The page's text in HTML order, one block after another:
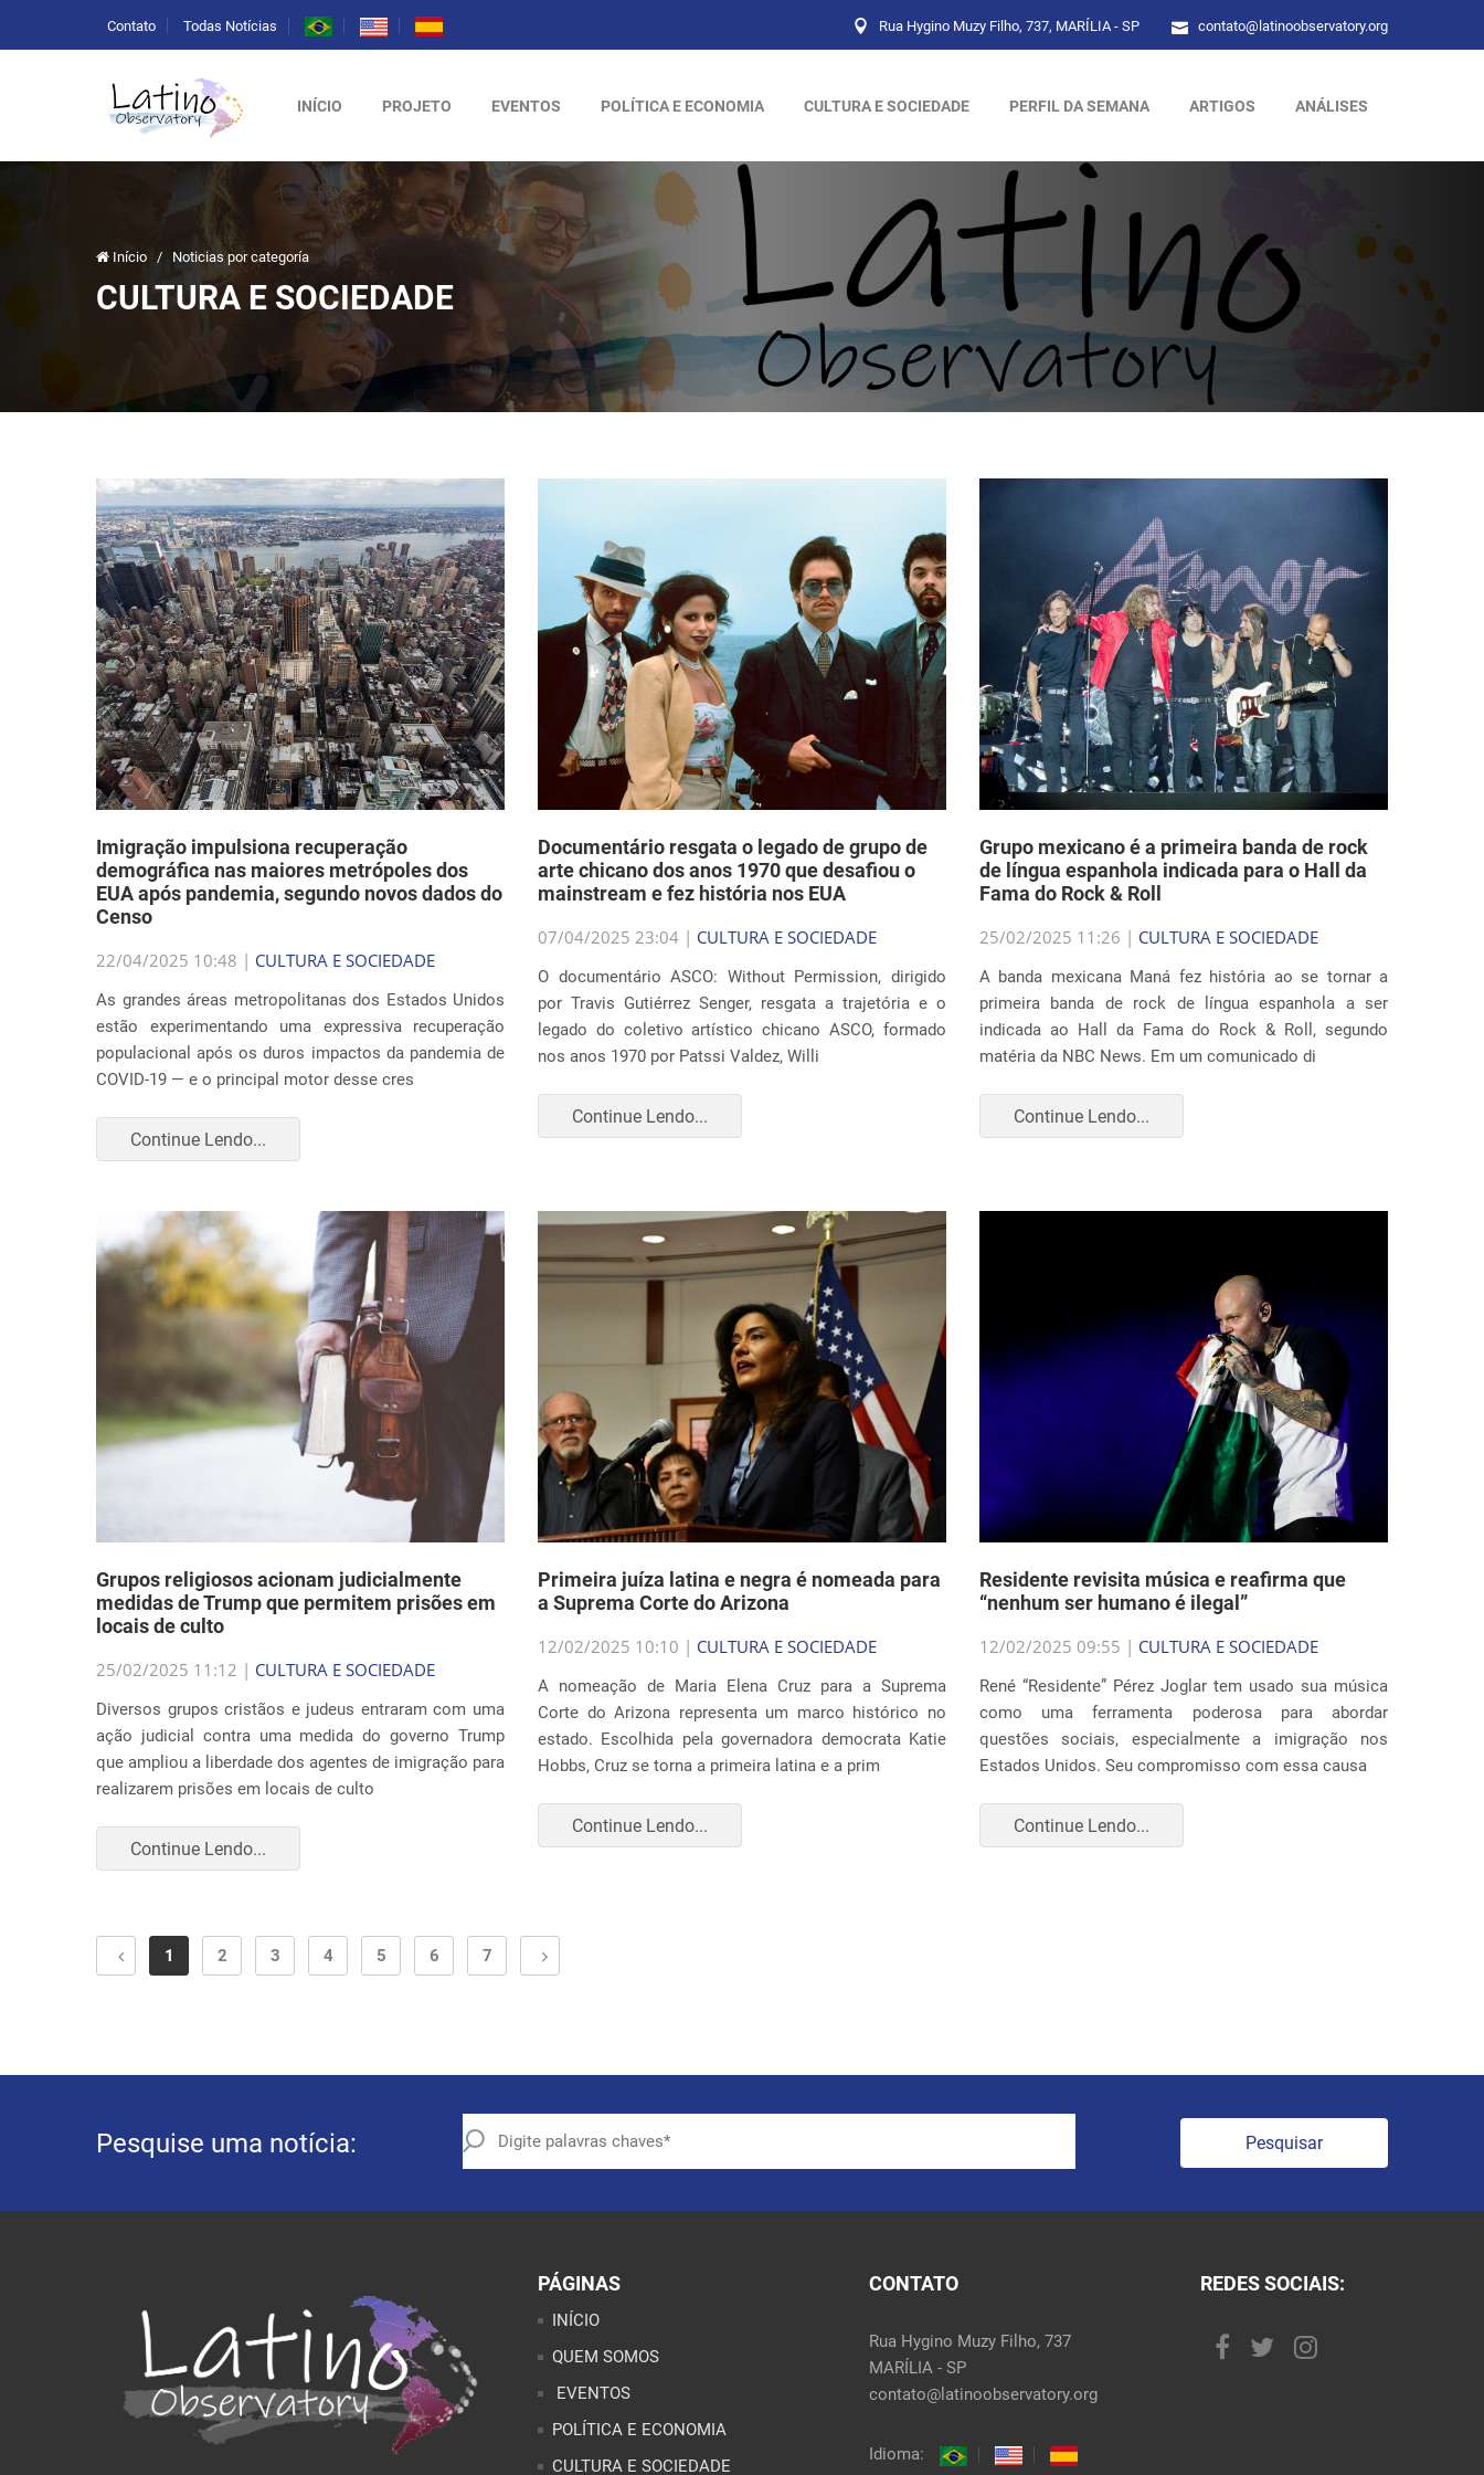
Contato Todas Notícias Rua Hygino Muzy Filho, 737, MARÍLIA - SP contato@latinoobservatory.org
INÍCIO PROJETO EVENTOS POLÍTICA E ECONOMIA CULTURA E SOCIEDADE PERFIL DA SEMANA ARTIGOS ANÁLISES
Início / Noticias por categoría
CULTURA E SOCIEDADE
Imigração impulsiona recuperação
demográfica nas maiores metrópoles dos
EUA após pandemia, segundo novos dados do
Censo
22/04/2025 10:48 | CULTURA E SOCIEDADE
As grandes áreas metropolitanas dos Estados Unidos
estão experimentando uma expressiva recuperação
populacional após os duros impactos da pandemia de
COVID-19 — e o principal motor desse cres
Continue Lendo...
Documentário resgata o legado de grupo de
arte chicano dos anos 1970 que desafiou o
mainstream e fez história nos EUA
07/04/2025 23:04 | CULTURA E SOCIEDADE
O documentário ASCO: Without Permission, dirigido
por Travis Gutiérrez Senger, resgata a trajetória e o
legado do coletivo artístico chicano ASCO, formado
nos anos 1970 por Patssi Valdez, Willi
Continue Lendo...
Grupo mexicano é a primeira banda de rock
de língua espanhola indicada para o Hall da
Fama do Rock & Roll
25/02/2025 11:26 | CULTURA E SOCIEDADE
A banda mexicana Maná fez história ao se tornar a
primeira banda de rock de língua espanhola a ser
indicada ao Hall da Fama do Rock & Roll, segundo
matéria da NBC News. Em um comunicado di
Continue Lendo...
Grupos religiosos acionam judicialmente
medidas de Trump que permitem prisões em
locais de culto
25/02/2025 11:12 | CULTURA E SOCIEDADE
Diversos grupos cristãos e judeus entraram com uma
ação judicial contra uma medida do governo Trump
que ampliou a liberdade dos agentes de imigração para
realizarem prisões em locais de culto
Continue Lendo...
Primeira juíza latina e negra é nomeada para
a Suprema Corte do Arizona
12/02/2025 10:10 | CULTURA E SOCIEDADE
A nomeação de Maria Elena Cruz para a Suprema
Corte do Arizona representa um marco histórico no
estado. Escolhida pela governadora democrata Katie
Hobbs, Cruz se torna a primeira latina e a prim
Continue Lendo...
Residente revisita música e reafirma que
“nenhum ser humano é ilegal”
12/02/2025 09:55 | CULTURA E SOCIEDADE
René “Residente” Pérez Joglar tem usado sua música
como uma ferramenta poderosa para abordar
questões sociais, especialmente a imigração nos
Estados Unidos. Seu compromisso com essa causa
Continue Lendo...
1 2 3 4 5 6 7
Pesquise uma notícia: Pesquisar
PÁGINAS
INÍCIO
QUEM SOMOS
EVENTOS
POLÍTICA E ECONOMIA
CULTURA E SOCIEDADE
CONTATO
Rua Hygino Muzy Filho, 737
MARÍLIA - SP
contato@latinoobservatory.org
Idioma:
REDES SOCIAIS: